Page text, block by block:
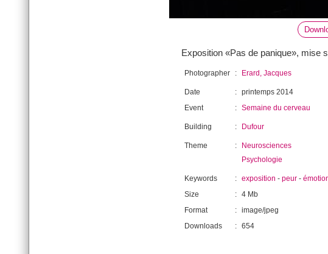
Exposition «Pas de panique», mise
Photographer : Erard, Jacques
Date : printemps 2014
Event
: Semaine du cerveau
Building : Dufour
Theme :
Neurosciences
Psychologie
Keywords : exposition - peur -
Size
: 4 Mb
Format
: image/jpeg
Downloads
: 654